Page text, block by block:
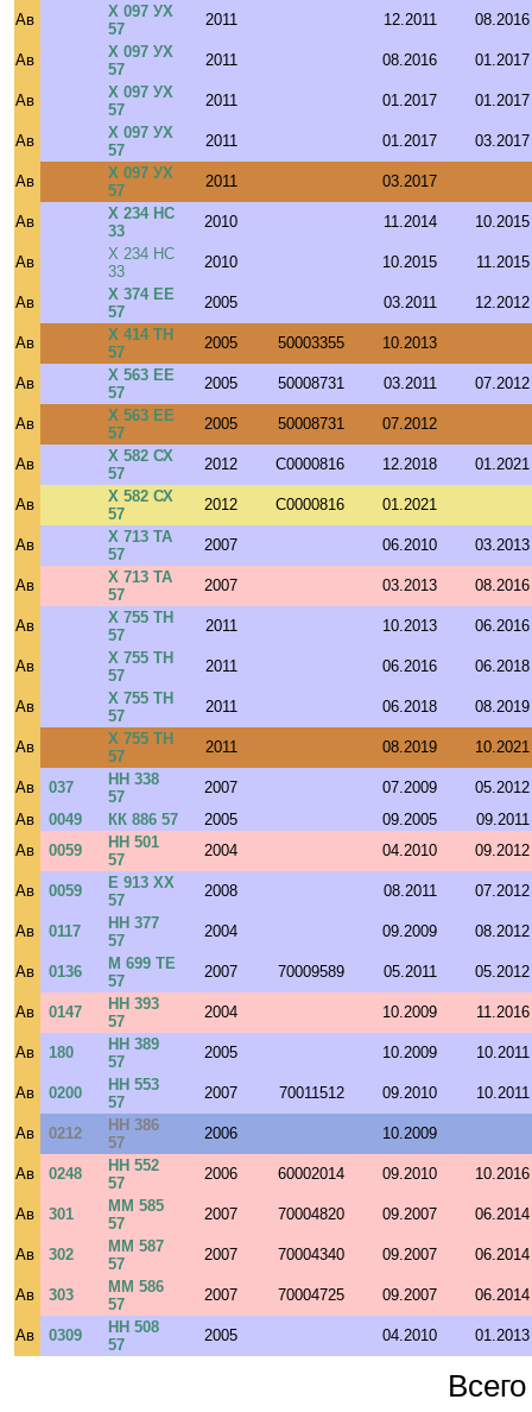
Ав
Х 097 УХ
57
2011 12.2011 08.2016
Ав
Х 097 УХ
57
2011 08.2016 01.2017
Ав
Х 097 УХ
57
2011 01.2017 01.2017
Ав
Х 097 УХ
57
2011 01.2017 03.2017
Ав
Х 097 УХ
57
2011 03.2017
Ав
Х 234 НС
33
2010 11.2014 10.2015
Ав
Х 234 НС
33
2010 10.2015 11.2015
Ав
Х 374 ЕЕ
57
2005 03.2011 12.2012
Ав
Х 414 ТН
57
2005 50003355 10.2013
Ав
Х 563 ЕЕ
57
2005 50008731 03.2011 07.2012
Ав
Х 563 ЕЕ
57
2005 50008731 07.2012
Ав
Х 582 СХ
57
2012 C0000816 12.2018 01.2021
Ав
Х 582 СХ
57
2012 C0000816 01.2021
Ав
Х 713 ТА
57
2007 06.2010 03.2013
Ав
Х 713 ТА
57
2007 03.2013 08.2016
Ав
Х 755 ТН
57
2011 10.2013 06.2016
Ав
Х 755 ТН
57
2011 06.2016 06.2018
Ав
Х 755 ТН
57
2011 06.2018 08.2019
Ав
Х 755 ТН
57
2011 08.2019 10.2021
Ав 037
НН 338
57
2007 07.2009
05.2012
Ав
0049 КК 886 57 2005 09.2005
09.2011
Ав
0059
НН 501
57
2004 04.2010 09.2012
Ав 0059
Е 913 ХХ
57
2008 08.2011 07.2012
Ав 0117
НН 377
57
2004 09.2009 08.2012
Ав 0136
М 699 ТЕ
57
2007 70009589 05.2011 05.2012
Ав 0147
НН 393
57
2004 10.2009 11.2016
Ав 180
НН 389
57
2005 10.2009 10.2011
Ав 0200
НН 553
57
2007 70011512 09.2010 10.2011
Ав 0212
НН 386
57
2006 10.2009
Ав 0248
НН 552
57
2006 60002014 09.2010 10.2016
Ав 301
ММ 585
57
2007 70004820 09.2007 06.2014
Ав 302
ММ 587
57
2007 70004340 09.2007 06.2014
Ав 303
ММ 586
57
2007 70004725 09.2007 06.2014
Ав 0309
НН 508
57
2005 04.2010 01.2013